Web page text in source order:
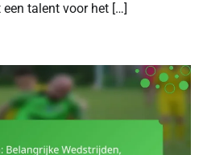
talent voor het […]